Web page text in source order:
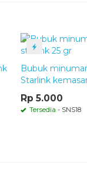
yang sangat
baku sangat
Bubuk
Starlink
Rp 5.000
Tersedia - SNS18